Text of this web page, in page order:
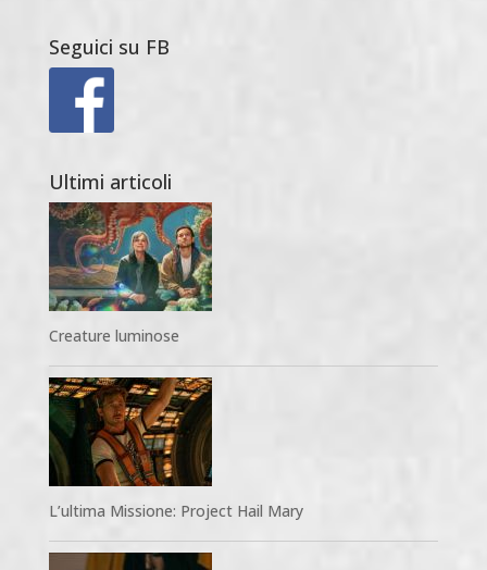
Seguici su FB
Ultimi articoli
Creature luminose
L’ultima Missione: Project Hail Mary